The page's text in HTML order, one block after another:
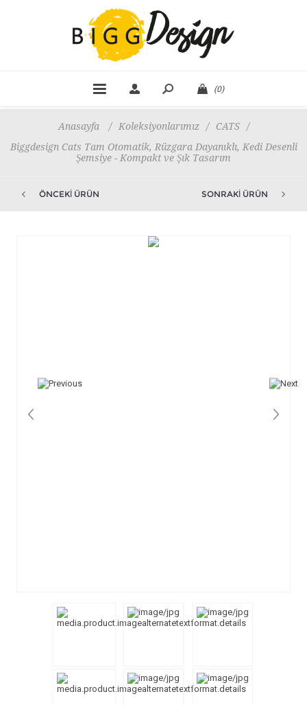
(0)
Anasayfa / Koleksiyonlarımız / CATS
/
Biggdesign Cats Tam Otomatik, Rüzgara Dayanıklı, Kedi Desenli
Şemsiye - Kompakt ve Şık Tasarım
ÖNCEKI ÜRÜN SONRAKI ÜRÜN